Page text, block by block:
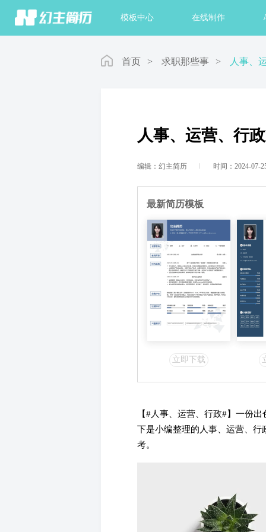
首页 模板中心 在线制作
首页 > 求职那些事 > 人事、
人事、运营、行
编辑：幻主简历 时间：2024-07-
最新简历模板
立即下载
【#人事、运营、行政#】一份
下是小编整理的人事、运营、
考。